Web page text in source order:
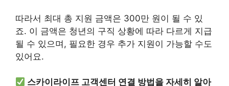
따라서 최대 총 지원 금액은 300만 원이 될 수 있
죠. 이 금액은 청년의 구직 상황에 따라 다르게 지급
될 수 있으며, 필요한 경우 추가 지원이 가능할 수도
있어요.
스카이라이프 고객센터 연결 방법을 자세히 알아